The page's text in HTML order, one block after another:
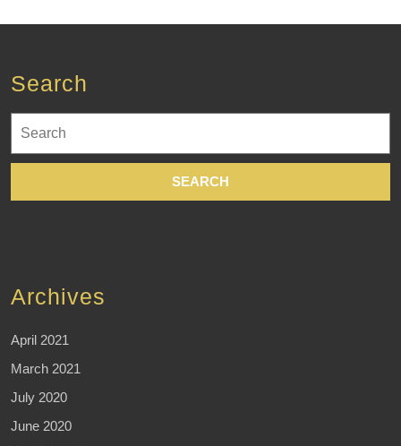
Search
for:
Archives
April 2021
March 2021
July 2020
June 2020